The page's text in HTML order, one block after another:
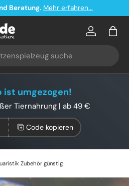
Beratung. Mehr erfahren...
Konto
ist umgezogen!
Tiernahrung | ab 49 €
Code kopieren
Zubehör günstig